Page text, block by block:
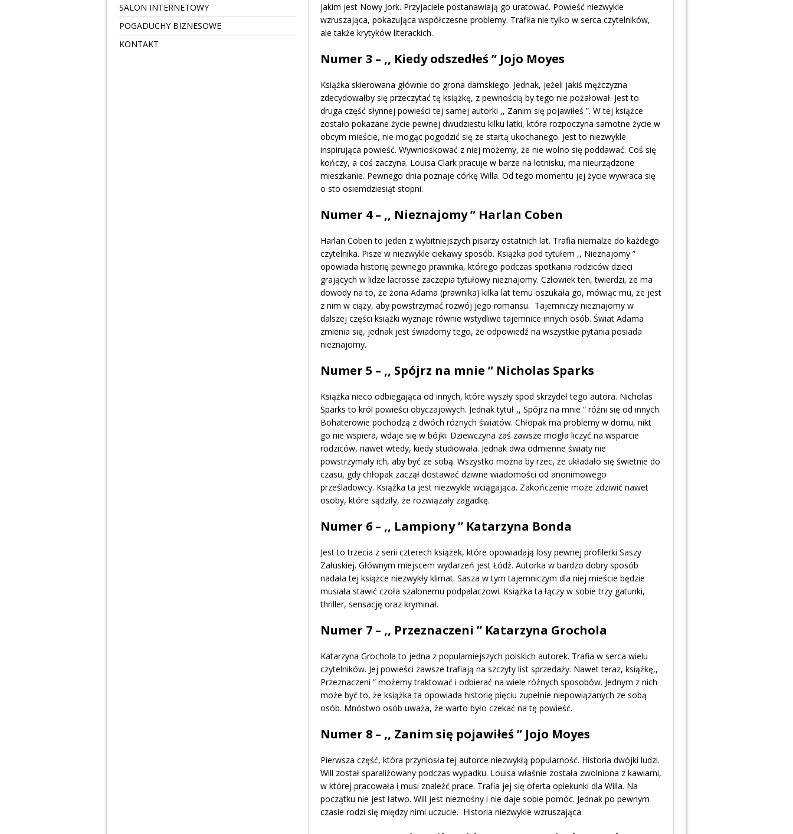
jakim jest Nowy Jork. Przyjaciele postanawiają go uratować. Powieść niezwykle
wzruszająca, pokazująca współczesne problemy. Trafiła nie tylko w serca czytelników,
ale także krytyków literackich.
Numer 3 – ,, Kiedy odszedłeś ” Jojo Moyes
Książka skierowana głównie do grona damskiego. Jednak, jeżeli jakiś mężczyzna
zdecydowałby się przeczytać tę książkę, z pewnością by tego nie pożałował. Jest to
druga część słynnej powieści tej samej autorki ,, Zanim się pojawiłeś ”. W tej książce
zostało pokazane życie pewnej dwudziestu kilku latki, która rozpoczyna samotne życie w
obcym mieście, nie mogąc pogodzić się ze startą ukochanego. Jest to niezwykle
inspirująca powieść. Wywnioskować z niej możemy, że nie wolno się poddawać. Coś się
kończy, a coś zaczyna. Louisa Clark pracuje w barze na lotnisku, ma nieurządzone
mieszkanie. Pewnego dnia poznaje córkę Willa. Od tego momentu jej życie wywraca się
o sto osiemdziesiąt stopni.
Numer 4 – ,, Nieznajomy ” Harlan Coben
Harlan Coben to jeden z wybitniejszych pisarzy ostatnich lat. Trafia niemalże do każdego
czytelnika. Pisze w niezwykle ciekawy sposób. Książka pod tytułem ,, Nieznajomy ”
opowiada historię pewnego prawnika, którego podczas spotkania rodziców dzieci
grających w lidze lacrosse zaczepia tytułowy nieznajomy. Człowiek ten, twierdzi, że ma
dowody na to, że żona Adama (prawnika) kilka lat temu oszukała go, mówiąc mu, że jest
z nim w ciąży, aby powstrzymać rozwój jego romansu. Tajemniczy nieznajomy w
dalszej części książki wyznaje równie wstydliwe tajemnice innych osób. Świat Adama
zmienia się, jednak jest świadomy tego, że odpowiedź na wszystkie pytania posiada
nieznajomy.
Numer 5 – ,, Spójrz na mnie ” Nicholas Sparks
Książka nieco odbiegająca od innych, które wyszły spod skrzydeł tego autora. Nicholas
Sparks to król powieści obyczajowych. Jednak tytuł ,, Spójrz na mnie ” różni się od innych.
Bohaterowie pochodzą z dwóch różnych światów. Chłopak ma problemy w domu, nikt
go nie wspiera, wdaje się w bójki. Dziewczyna zaś zawsze mogła liczyć na wsparcie
rodziców, nawet wtedy, kiedy studiowała. Jednak dwa odmienne światy nie
powstrzymały ich, aby być ze sobą. Wszystko można by rzec, że układało się świetnie do
czasu, gdy chłopak zaczął dostawać dziwne wiadomości od anonimowego
prześladowcy. Książka ta jest niezwykle wciągająca. Zakończenie może zdziwić nawet
osoby, które sądziły, że rozwiązały zagadkę.
Numer 6 – ,, Lampiony ” Katarzyna Bonda
Jest to trzecia z serii czterech książek, które opowiadają losy pewnej profilerki Saszy
Załuskiej. Głównym miejscem wydarzeń jest Łódź. Autorka w bardzo dobry sposób
nadała tej książce niezwykły klimat. Sasza w tym tajemniczym dla niej mieście będzie
musiała stawić czoła szalonemu podpalaczowi. Książka ta łączy w sobie trzy gatunki,
thriller, sensację oraz kryminał.
Numer 7 – ,, Przeznaczeni ” Katarzyna Grochola
Katarzyna Grochola to jedna z popularniejszych polskich autorek. Trafia w serca wielu
czytelników. Jej powieści zawsze trafiają na szczyty list sprzedaży. Nawet teraz, książkę,,
Przeznaczeni ” możemy traktować i odbierać na wiele różnych sposobów. Jednym z nich
może być to, że książka ta opowiada historię pięciu zupełnie niepowiązanych ze sobą
osób. Mnóstwo osób uważa, że warto było czekać na tę powieść.
Numer 8 – ,, Zanim się pojawiłeś ” Jojo Moyes
Pierwsza część, która przyniosła tej autorce niezwykłą popularność. Historia dwójki ludzi.
Will został sparaliżowany podczas wypadku. Louisa właśnie została zwolniona z kawiarni,
w której pracowała i musi znaleźć prace. Trafia jej się oferta opiekunki dla Willa. Na
początku nie jest łatwo. Will jest nieznośny i nie daje sobie pomóc. Jednak po pewnym
czasie rodzi się między nimi uczucie. Historia niezwykle wzruszająca.
SALON INTERNETOWY
POGADUCHY BIZNESOWE
KONTAKT